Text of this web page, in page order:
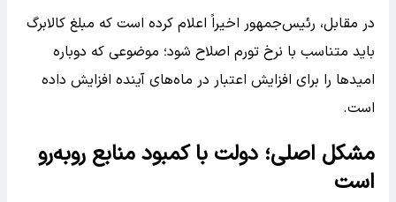
در مقابل، رئیس‌جمهور اخیراً اعلام کرده است که مبلغ کالابرگ
باید متناسب با نرخ تورم اصلاح شود؛ موضوعی که دوباره
امیدها را برای افزایش اعتبار در ماه‌های آینده افزایش داده
است.
مشکل اصلی؛ دولت با کمبود منابع روبه‌رو
است